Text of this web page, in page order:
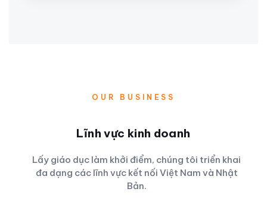
OUR BUSINESS
Lĩnh vực kinh doanh
Lấy giáo dục làm khởi điểm, chúng tôi triển khai
đa dạng các lĩnh vực kết nối Việt Nam và Nhật
Bản.